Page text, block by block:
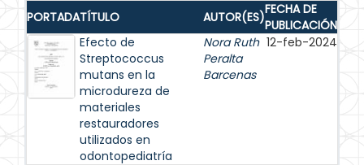
PORTADATÍTULO AUTOR(ES)FECHA DE
PUBLICACIÓN
Efecto de
Streptococcus
mutans en la
microdureza de
materiales
restauradores
utilizados en
odontopediatría
Nora Ruth
Peralta
Barcenas
12-feb-2024